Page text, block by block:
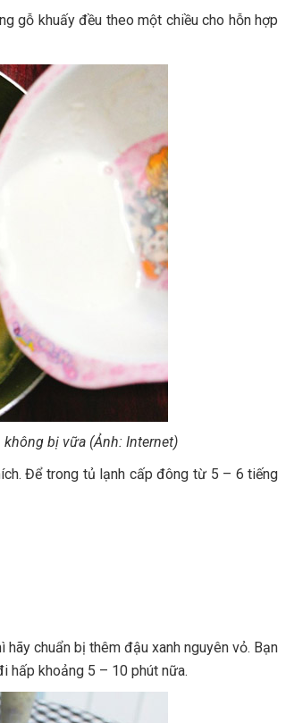
gỗ khuấy đều theo một chiều cho hỗn hợp
bị vữa (Ảnh: Internet)
Để trong tủ lạnh cấp đông từ 5 – 6 tiếng
chuẩn bị thêm đậu xanh nguyên vỏ. Bạn
hấp khoảng 5 – 10 phút nữa.